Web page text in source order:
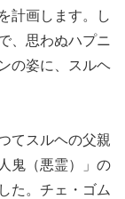
計画します。し
、思わぬハプニ
の姿に、スルヘ
てスルヘの父親
鬼（悪霊）」の
た。チェ・ゴム